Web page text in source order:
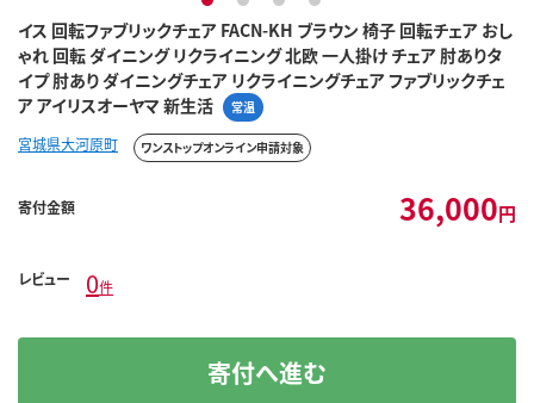
イス 回転ファブリックチェア FACN-KH ブラウン 椅子 回転チェア おし
ゃれ 回転 ダイニング リクライニング 北欧 一人掛け チェア 肘ありタ
イプ 肘あり ダイニングチェア リクライニングチェア ファブリックチェ
ア アイリスオーヤマ 新生活
常温
宮城県大河原町 ワンストップオンライン申請対象
寄付金額 36,000円
レビュー 0件
寄付へ進む